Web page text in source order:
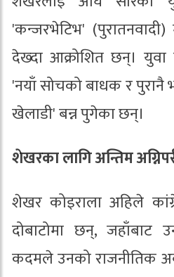
'कन्जरभेटिभ' (पुरातनवादी)
देख्दा आक्रोशित छन्।
'नयाँ सोचको बाधक र पुरानै
खेलाडी' बन्न पुगेका छन्।
शेखरका लागि अन्तिम
शेखर कोइराला अहिले
दोबाटोमा छन्,
कदमले उनको राजनीतिक